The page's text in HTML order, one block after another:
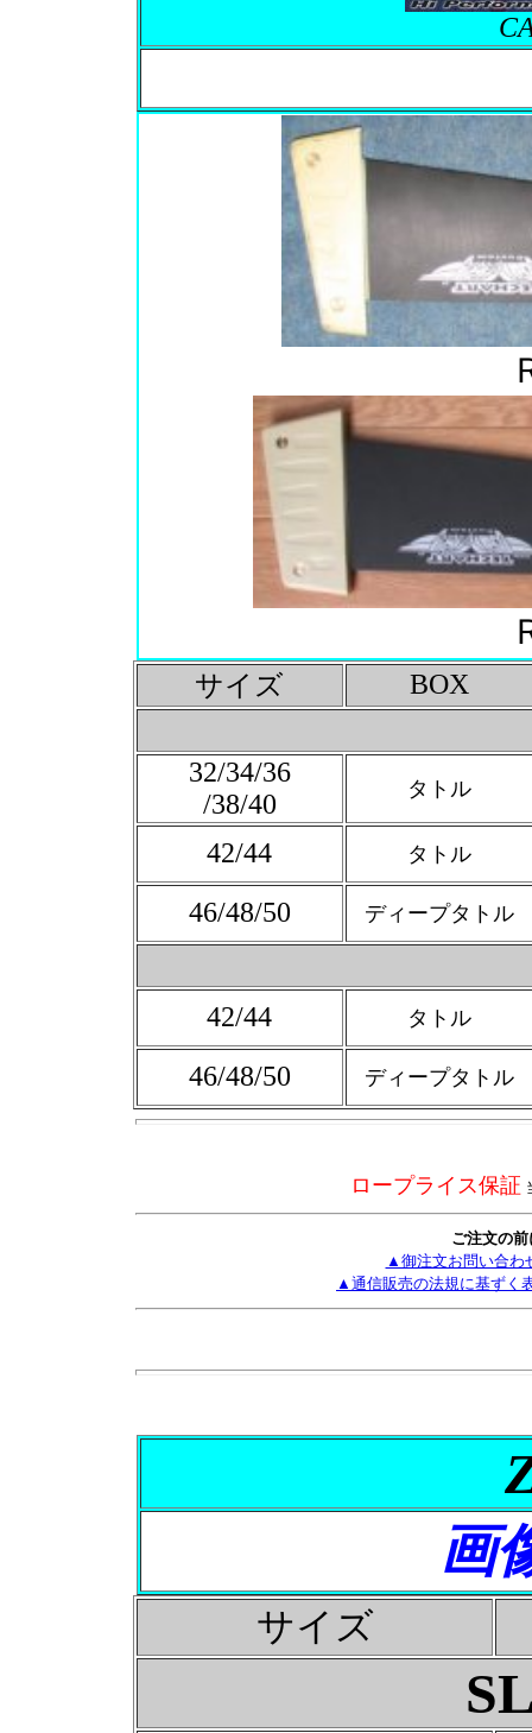
サイズ
BOX
32/34/36
/38/40
タトル
42/44 タトル
46/48/50 ディープタトル
42/44
タトル
46/48/50 ディープタトル
ロープライス保証
ご注文の
▲御注文お問い合わ
▲通信販売の法規に基ずく
画
サイズ